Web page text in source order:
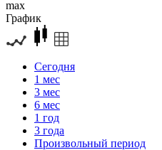
max
График
Сегодня
1 мес
3 мес
6 мес
1 год
3 года
Произвольный период